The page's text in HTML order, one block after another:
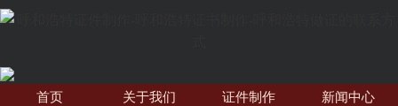
首页 关于我们 证件制作 新闻中心